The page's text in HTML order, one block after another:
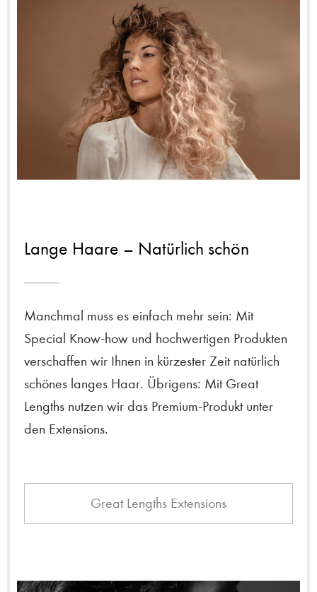
Lange Haare – Natürlich schön
Manchmal muss es einfach mehr sein: Mit
Special Know-how und hochwertigen Produkten
verschaffen wir Ihnen in kürzester Zeit natürlich
schönes langes Haar. Übrigens: Mit Great
Lengths nutzen wir das Premium-Produkt unter
den Extensions.
Great Lengths Extensions